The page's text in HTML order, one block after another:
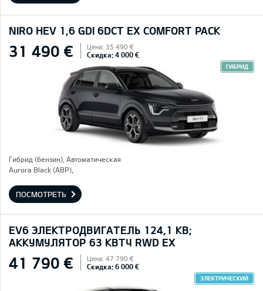
NIRO HEV 1,6 GDI 6DCT EX COMFORT PACK
31 490 € Цена: 35 490 €
Скидка: 4 000 €
ГИБРИД
Гибрид (бензин), Автоматическая
Aurora Black (ABP),
ПОСМОТРЕТЬ
EV6 ЭЛЕКТРОДВИГАТЕЛЬ 124,1 КВ;
AККУМУЛЯТОР 63 КВТЧ RWD EX
41 790 € Цена: 47 790 €
Скидка: 6 000 €
ЭЛЕКТРИЧЕСКИЙ